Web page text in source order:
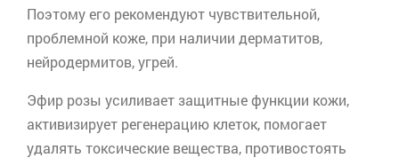
Поэтому его рекомендуют чувствительной,
проблемной коже, при наличии дерматитов,
нейродермитов, угрей.
Эфир розы усиливает защитные функции кожи,
активизирует регенерацию клеток, помогает
удалять токсические вещества, противостоять